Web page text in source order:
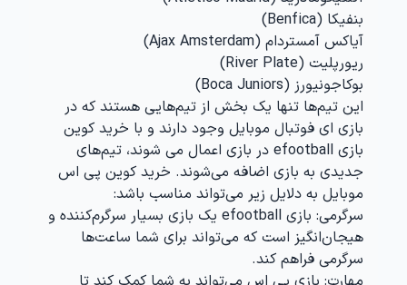
بنفیکا (Benfica)
آیاکس آمستردام (Ajax Amsterdam)
ریورپلیت (River Plate)
بوکاجونیورز (Boca Juniors)
این تیم‌ها تنها یک بخش از تیم‌هایی هستند که در
بازی ای فوتبال موبایل وجود دارند و با خرید کوین
بازی efootball در بازی اعمال می‌ شوند، تیم‌های
جدیدی به بازی اضافه می‌شوند. خرید کوین پی اس
موبایل به دلایل زیر می‌تواند مناسب باشد:
سرگرمی
: بازی efootball یک بازی بسیار سرگرم‌کننده و
هیجان‌انگیز است که می‌تواند برای شما ساعت‌ها
سرگرمی فراهم کند.